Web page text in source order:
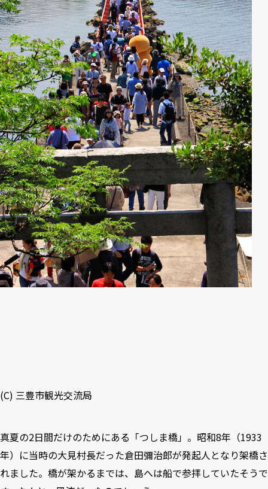
(C) 三豊市観光交流局
真夏の2日間だけのためにある「つしま橋」。昭和8年（1933
年）に当時の大見村長だった倉田彌治郎が発起人となり架橋さ
れました。橋が架かるまでは、島へは船で参拝していたそうで